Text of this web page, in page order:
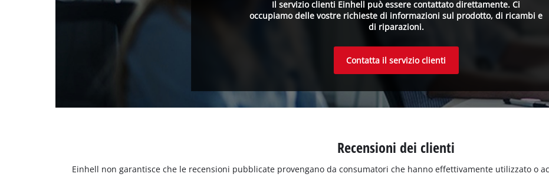
Il servizio clienti Einhell può essere contattato direttamente. Ci
occupiamo delle vostre richieste di informazioni sul prodotto, di ricambi e
di riparazioni.
Contatta il servizio clienti
Recensioni dei clienti
Einhell non garantisce che le recensioni pubblicate provengano da consumatori che hanno effettivamente utilizzato o